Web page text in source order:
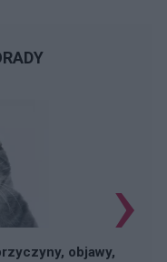
objawy,›